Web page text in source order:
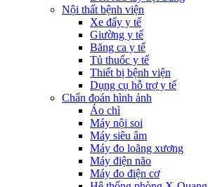
Nội thất bệnh viện
Xe đẩy y tế
Giường y tế
Băng ca y tế
Tủ thuốc y tế
Thiết bị bệnh viện
Dụng cụ hỗ trợ y tế
Chẩn đoán hình ảnh
Áo chì
Máy nội soi
Máy siêu âm
Máy đo loãng xương
Máy điện não
Máy đo điện cơ